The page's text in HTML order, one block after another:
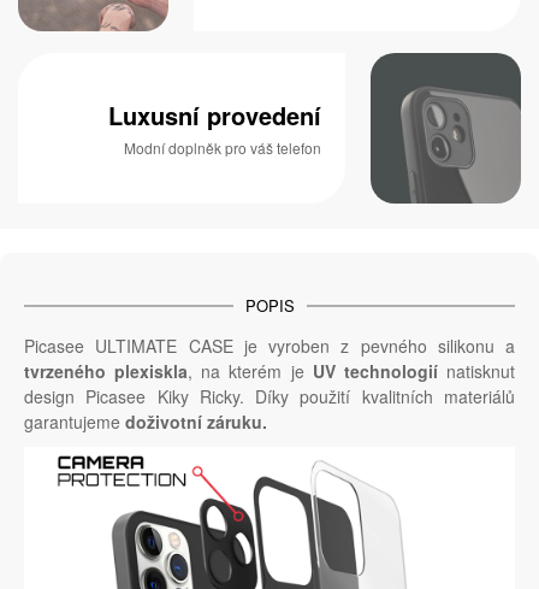
Luxusní provedení
Modní doplněk pro váš telefon
POPIS
Picasee ULTIMATE CASE je vyroben z pevného silikonu a
tvrzeného plexiskla, na kterém je UV technologiínatisknut
design Picasee Kiky Ricky. Díky použití kvalitních materiálů
garantujeme doživotní záruku.